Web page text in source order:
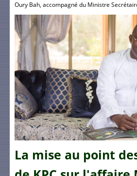
Oury Bah, accompagné du Ministre
La mise au point